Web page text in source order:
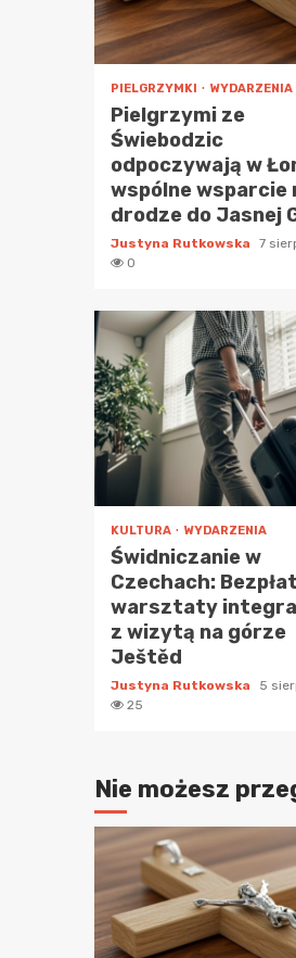
PIELGRZYMKI WYDARZENIA
Pielgrzymi ze
Świebodzic
odpoczywają w
wspólne wsparcie
drodze do Jasnej
Justyna Rutkowska
7
0
KULTURA WYDARZENIA
Świdniczanie w
Czechach:
warsztaty
z wizytą na górze
Ještěd
Justyna Rutkowska
5
25
Nie możesz